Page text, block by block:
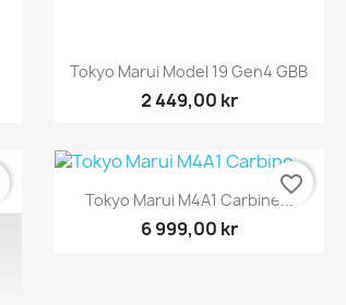
Snabbvy
Tokyo Marui Model 19 Gen4 GBB
2 449,00 kr
Snabbvy
Tokyo Marui M4A1 Carbine...
6 999,00 kr
favorite_border